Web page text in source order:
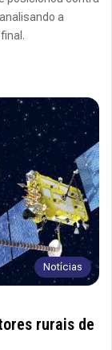
a
Notícias
rurais de